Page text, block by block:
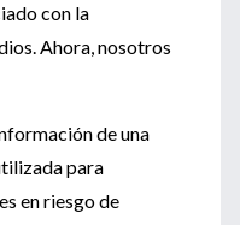
con la
Ahora, nosotros
de una
para
en riesgo de